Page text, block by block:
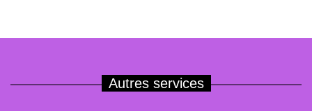
Autres services